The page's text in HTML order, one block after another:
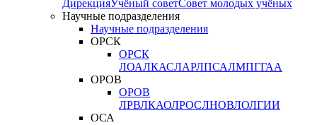
ДирекцияУчёный советСовет молодых учёных
Научные подразделения
Научные подразделения
ОРСК
ОРСК
ЛОАЛКАСЛАРЛПСАЛМПГГАА
ОРОВ
ОРОВ
ЛРВЛКАОЛРОСЛНОВЛОЛГИИ
ОСА